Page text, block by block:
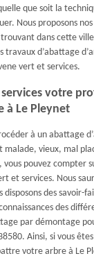
que soit la
Nous proposons
dans cette
travaux d’abattage
vert et services.
votre
à Le Pleynet
à un abattage
malade, vieux, mal
pouvez compter
et services. Nous
des savoir-
des
par démontage
Ainsi, si vous
votre arbre à Le